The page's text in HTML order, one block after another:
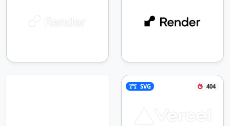
SVG 404